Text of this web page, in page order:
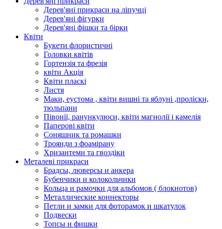
Дерев'яні прикраси на ліпучці
Дерев'яні фігурки
Дерев'яні фішки та бірки
Квіти
Букети флористичні
Головки квітів
Гортензія та фрезія
квіти Акція
Квіти пласкі
Листя
Маки, еустома , квіти вишні та яблуні ,проліски,
тюльпани
Півонії, ранункулюси, квіти магнолії і камелія
Паперові квіти
Соняшник та ромашки
Троянди з фоамірану
Хризантеми та гвоздіки
Металеві прикраси
Брадсы, люверсы и анкера
Бубенчики и колокольчики
Кольца и рамочки для альбомов ( блокнотов)
Металлические коннекторы
Петли и замки для фоторамок и шкатулок
Подвески
Топсы и фишки